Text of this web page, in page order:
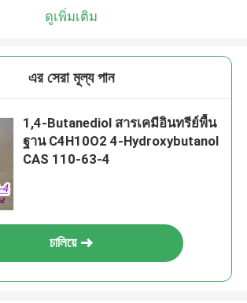
ดูเพิ่มเติม
এর সেরা মূল্য পান
1,4-Butanediol สารเคมีอินทรีย์พื้น
ฐาน C4H10O2 4-Hydroxybutanol
CAS 110-63-4
চালিয়ে